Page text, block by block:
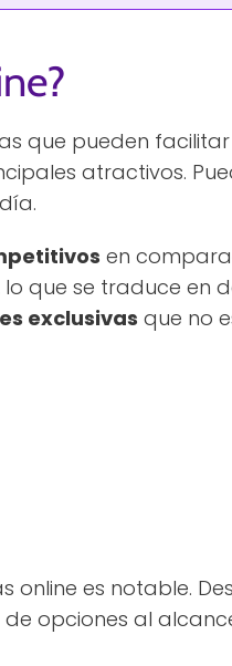
que pueden
atractivos.
en
que se traduce en
exclusivas que no
online es notable.
opciones al